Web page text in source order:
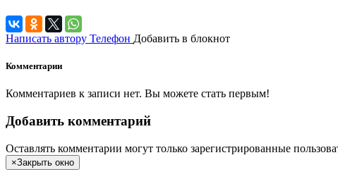
Написать автору Телефон Добавить в блокнот
Комментарии
Комментариев к записи нет. Вы можете стать первым!
Добавить комментарий
Оставлять комментарии могут только зарегистрированные
×Закрыть окно